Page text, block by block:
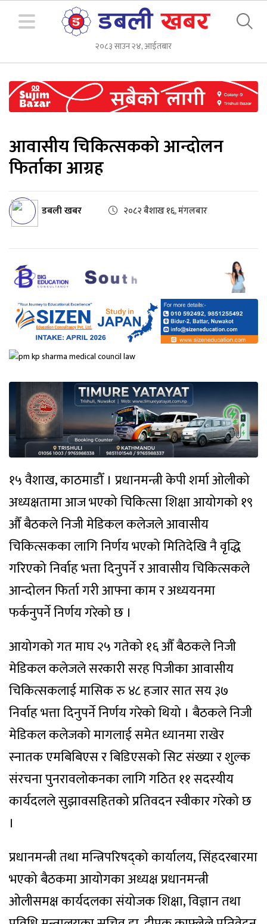
२०८३ साउन २४, आईतबार
आवासीय चिकित्सकको आन्दोलन
फिर्ताका आग्रह
डबली खबर २०८२ बैशाख १६, मंगलबार
१५ वैशाख, काठमाडौँ । प्रधानमन्त्री केपी शर्मा ओलीको
अध्यक्षतामा आज भएको चिकित्सा शिक्षा आयोगको १९
औँ बैठकले निजी मेडिकल कलेजले आवासीय
चिकित्सकका लागि निर्णय भएको मितिदेखि नै वृद्धि
गरिएको निर्वाह भत्ता दिनुपर्ने र आवासीय चिकित्सकले
आन्दोलन फिर्ता गरी आफ्ना काम र अध्ययनमा
फर्कनुपर्ने निर्णय गरेको छ ।
आयोगको गत माघ २५ गतेको १६ औँ बैठकले निजी
मेडिकल कलेजले सरकारी सरह पिजीका आवासीय
चिकित्सकलाई मासिक रु ४८ हजार सात सय ३७
निर्वाह भत्ता दिनुपर्ने निर्णय गरेको थियो । बैठकले निजी
मेडिकल कलेजको मागलाई समेत ध्यानमा राखेर
स्नातक एमबिबिएस र बिडिएसको सिट संख्या र शुल्क
संरचना पुनरावलोकनका लागि गठित ११ सदस्यीय
कार्यदलले सुझावसहितको प्रतिवदन स्वीकार गरेको छ
।
प्रधानमन्त्री तथा मन्त्रिपरिषद्को कार्यालय, सिंहदरबारमा
भएको बैठकमा आयोगका अध्यक्ष प्रधानमन्त्री
ओलीसमक्ष कार्यदलका संयोजक शिक्षा, विज्ञान तथा